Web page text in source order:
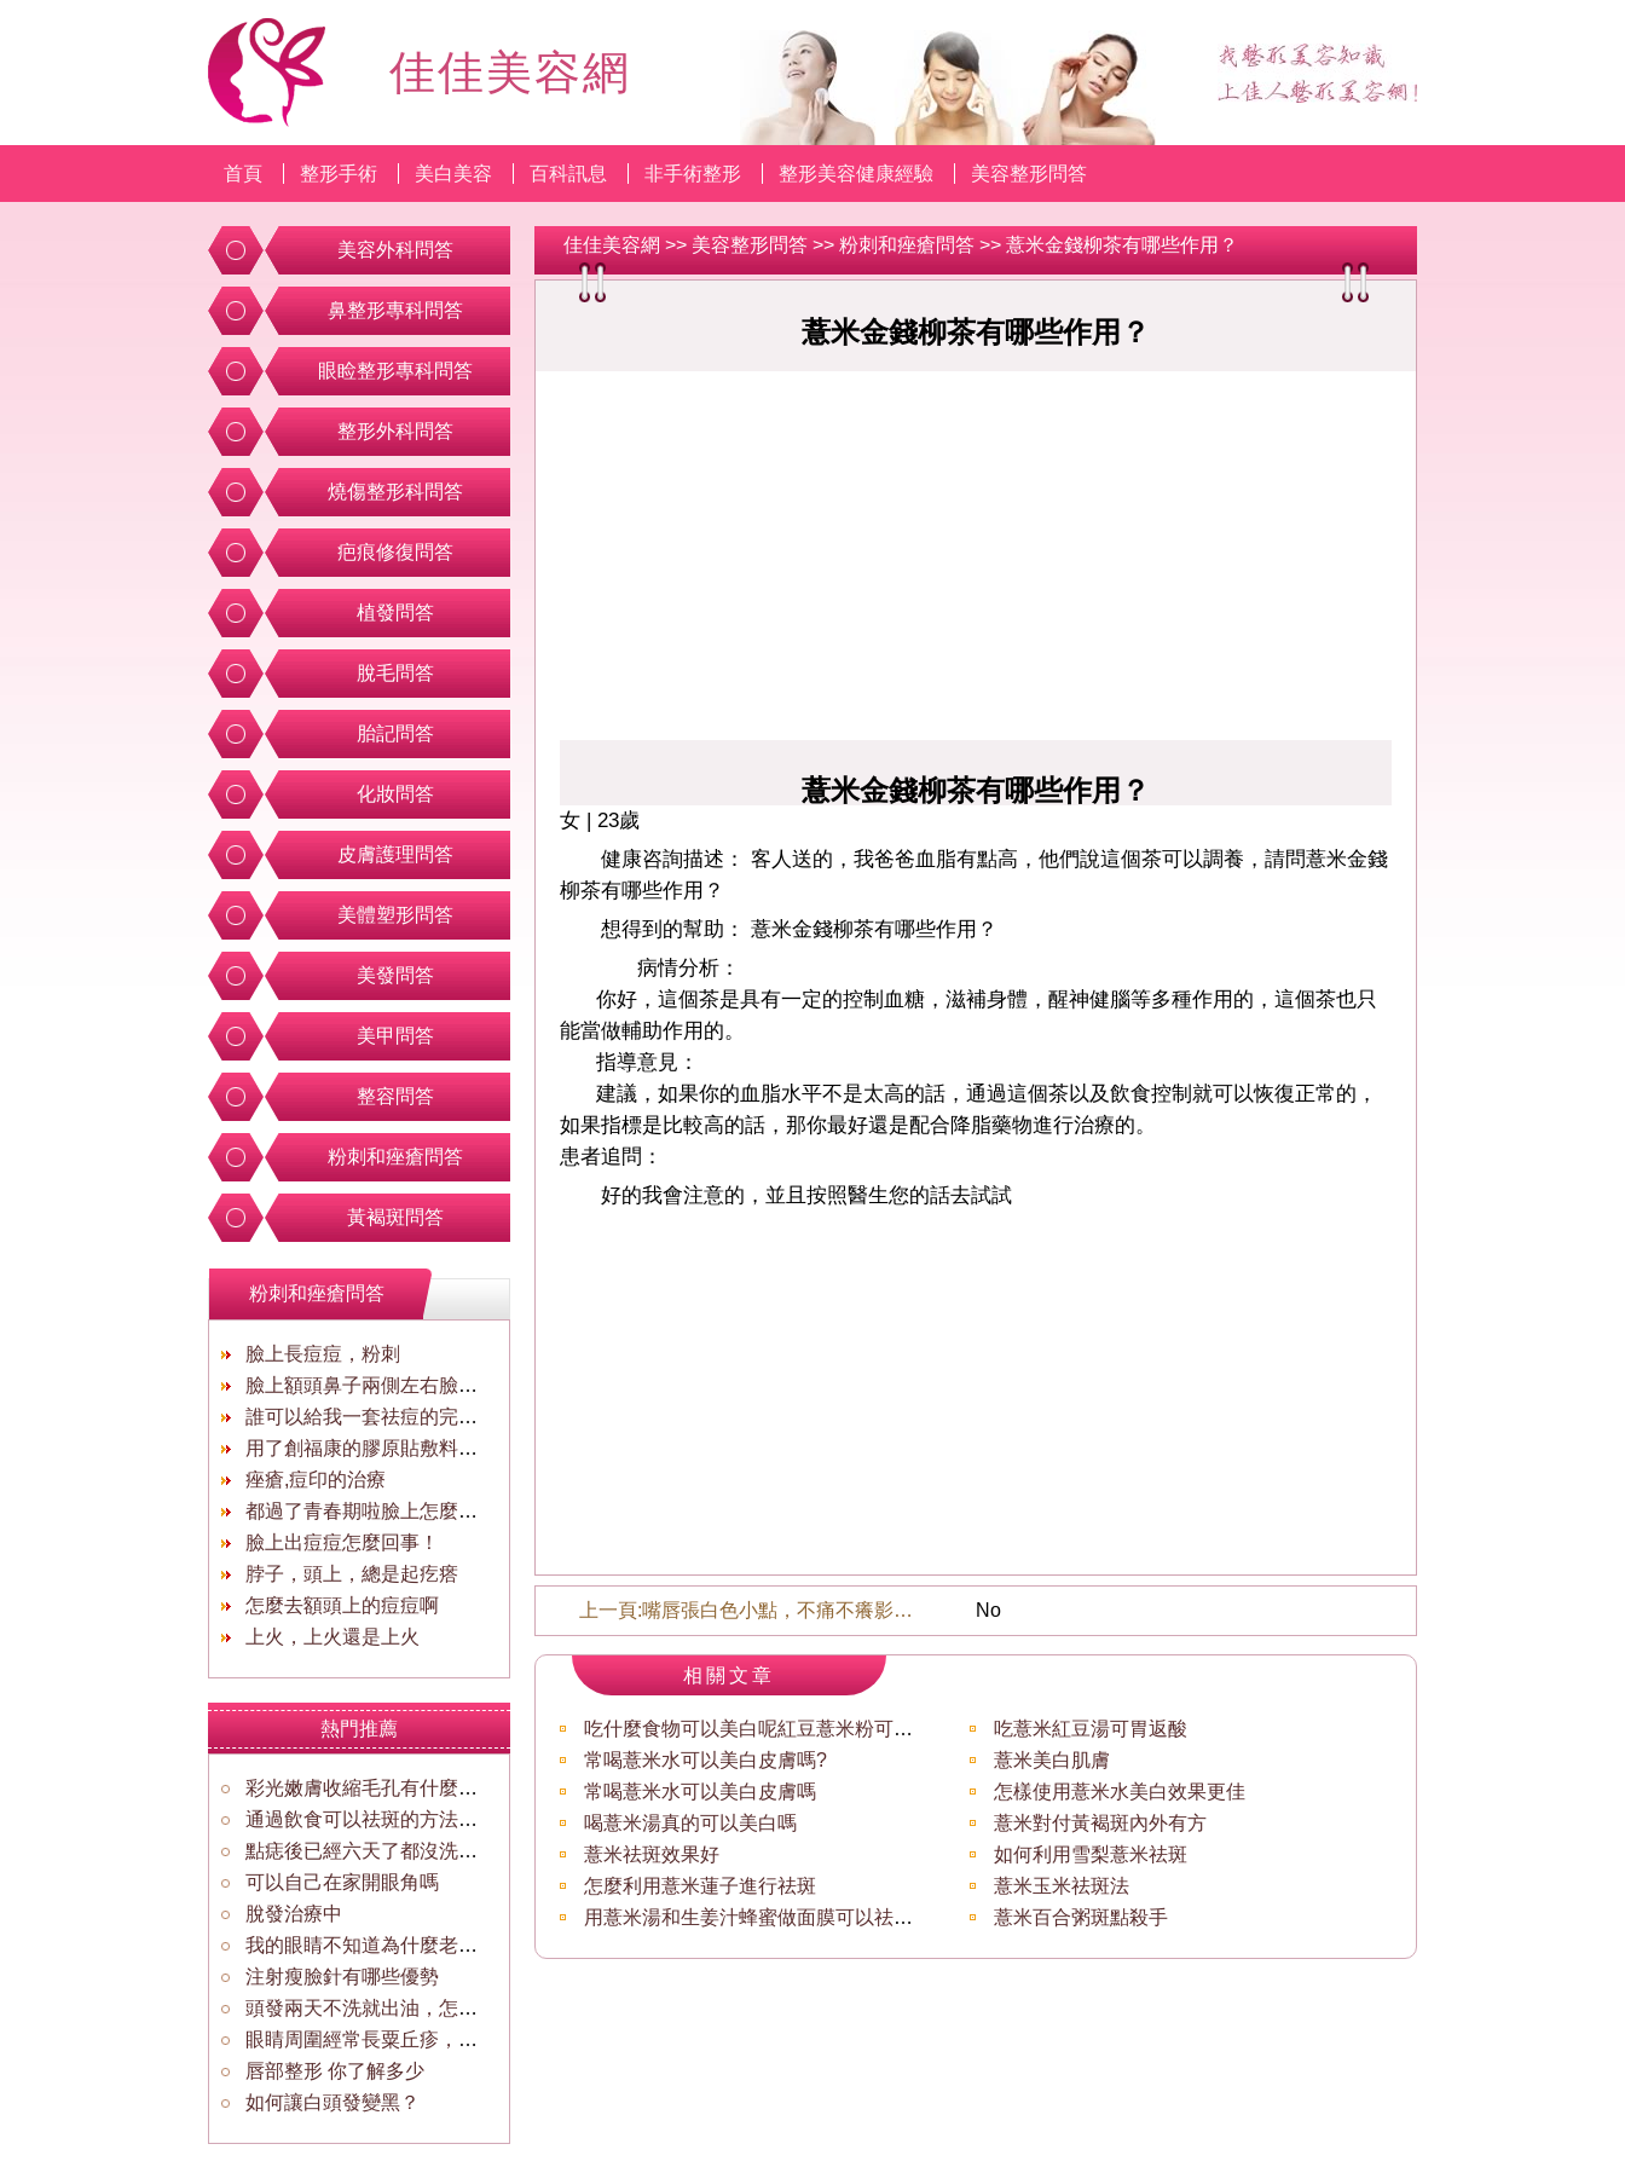
佳佳美容網
首頁 整形手術 美白美容 百科訊息 非手術整形 整形美容健康經驗 美容整形問答
佳佳美容網 >> 美容整形問答 >> 粉刺和痤瘡問答 >> 薏米金錢柳茶有哪些作用？
薏米金錢柳茶有哪些作用？
薏米金錢柳茶有哪些作用？
女 | 23歲
健康咨詢描述： 客人送的，我爸爸血脂有點高，他們說這個茶可以調養，請問薏米金錢
柳茶有哪些作用？
想得到的幫助： 薏米金錢柳茶有哪些作用？
病情分析：
你好，這個茶是具有一定的控制血糖，滋補身體，醒神健腦等多種作用的，這個茶也只
能當做輔助作用的。
指導意見：
建議，如果你的血脂水平不是太高的話，通過這個茶以及飲食控制就可以恢復正常的，
如果指標是比較高的話，那你最好還是配合降脂藥物進行治療的。
患者追問：
好的我會注意的，並且按照醫生您的話去試試
上一頁:嘴唇張白色小點，不痛不癢影響美觀 No
相關文章
吃什麼食物可以美白呢紅豆薏米粉可以嗎
吃薏米紅豆湯可胃返酸
常喝薏米水可以美白皮膚嗎?
薏米美白肌膚
常喝薏米水可以美白皮膚嗎
怎樣使用薏米水美白效果更佳
喝薏米湯真的可以美白嗎
薏米對付黃褐斑內外有方
薏米祛斑效果好
如何利用雪梨薏米祛斑
怎麼利用薏米蓮子進行祛斑
薏米玉米祛斑法
用薏米湯和生姜汁蜂蜜做面膜可以祛斑嗎
薏米百合粥斑點殺手
美容外科問答
鼻整形專科問答
眼睑整形專科問答
整形外科問答
燒傷整形科問答
疤痕修復問答
植發問答
脫毛問答
胎記問答
化妝問答
皮膚護理問答
美體塑形問答
美發問答
美甲問答
整容問答
粉刺和痤瘡問答
黃褐斑問答
粉刺和痤瘡問答
臉上長痘痘，粉刺
臉上額頭鼻子兩側左右臉唇周圍都長
誰可以給我一套祛痘的完整詳細的方案
用了創福康的膠原貼敷料面膜隔天能用其他面
痤瘡,痘印的治療
都過了青春期啦臉上怎麼還長痘痘
臉上出痘痘怎麼回事！
脖子，頭上，總是起疙瘩
怎麼去額頭上的痘痘啊
上火，上火還是上火
熱門推薦
彩光嫩膚收縮毛孔有什麼注意事項
通過飲食可以祛斑的方法有哪些？
點痣後已經六天了都沒洗臉痂都沒掉
可以自己在家開眼角嗎
脫發治療中
我的眼睛不知道為什麼老是腫腫的？
注射瘦臉針有哪些優勢
頭發兩天不洗就出油，怎麼回事
眼睛周圍經常長粟丘疹，怎麼回事？
唇部整形 你了解多少
如何讓白頭發變黑？